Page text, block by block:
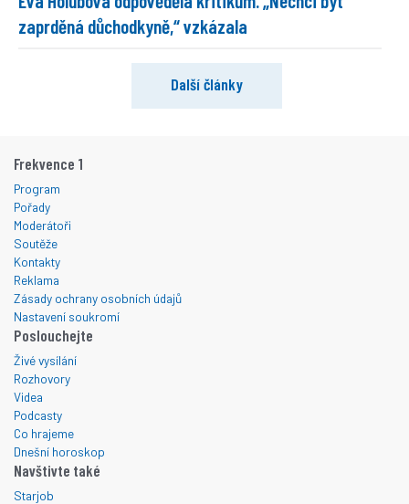
zaprděná důchodkyně,“ vzkázala
Další články
Frekvence 1
Program
Pořady
Moderátoři
Soutěže
Kontakty
Reklama
Zásady ochrany osobních údajů
Nastavení soukromí
Poslouchejte
Živé vysílání
Rozhovory
Videa
Podcasty
Co hrajeme
Dnešní horoskop
Navštivte také
Starjob